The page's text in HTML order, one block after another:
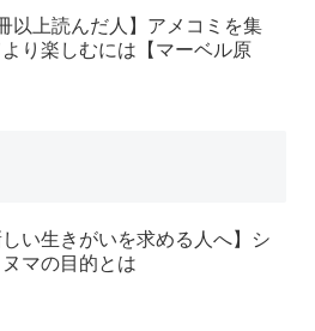
以上読んだ人】アメコミを集
り楽しむには【マーベル原
しい生きがいを求める人へ】シ
ヌマの目的とは